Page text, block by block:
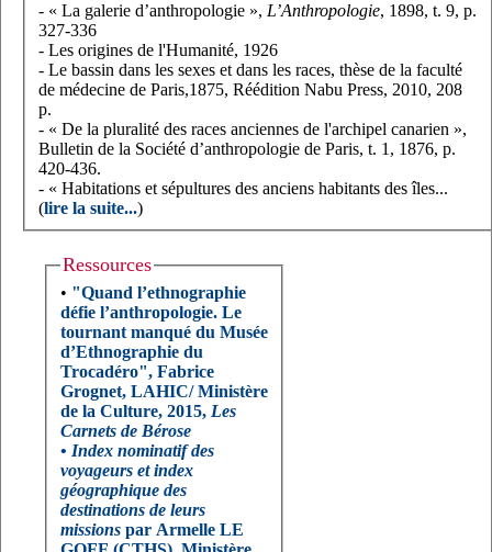
- « La galerie d’anthropologie », L’Anthropologie, 1898, t. 9, p.
327-336
- Les origines de l'Humanité, 1926
- Le bassin dans les sexes et dans les races, thèse de la faculté
de médecine de Paris,1875, Réédition Nabu Press, 2010, 208
p.
- « De la pluralité des races anciennes de l'archipel canarien »,
Bulletin de la Société d’anthropologie de Paris, t. 1, 1876, p.
420-436.
- « Habitations et sépultures des anciens habitants des îles...
(lire la suite...)
Ressources
• "Quand l’ethnographie
défie l’anthropologie. Le
tournant manqué du Musée
d’Ethnographie du
Trocadéro", Fabrice
Grognet, LAHIC/ Ministère
de la Culture, 2015, Les
Carnets de Bérose
• Index nominatif des
voyageurs et index
géographique des
destinations de leurs
missions par Armelle LE